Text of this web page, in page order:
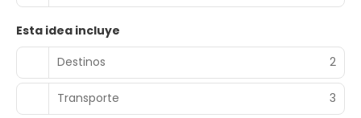
Esta idea incluye
Destinos
2
Transporte 3